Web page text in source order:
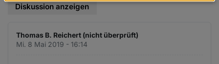
Diskussion anzeigen
Thomas B. Reichert (nicht überprüft)
Mi. 8 Mai 2019 - 16:14
Daten
Cookies